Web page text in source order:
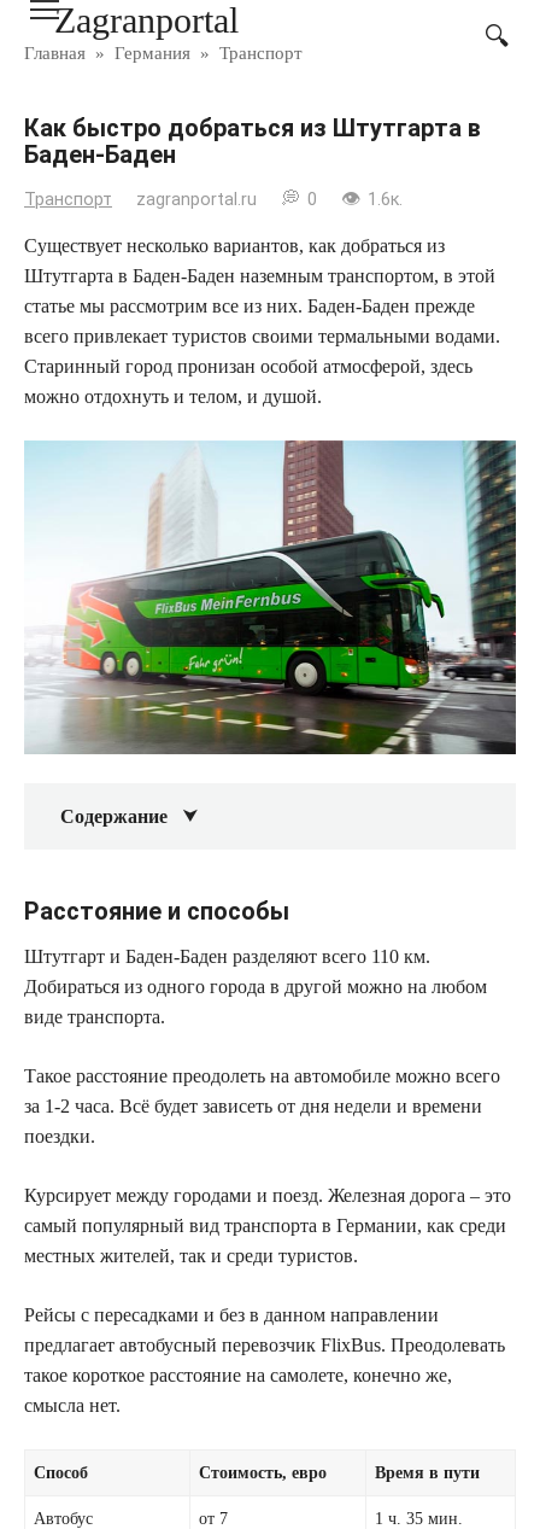
ПерейтиZagranportal
Главная » Германия » Транспорт
Как быстро добраться из Штутгарта в
Баден-Баден
Транспорт zagranportal.ru 0 1.6к.
Существует несколько вариантов, как добраться из
Штутгарта в Баден-Баден наземным транспортом, в этой
статье мы рассмотрим все из них. Баден-Баден прежде
всего привлекает туристов своими термальными водами.
Старинный город пронизан особой атмосферой, здесь
можно отдохнуть и телом, и душой.
Содержание
Расстояние и способы
Штутгарт и Баден-Баден разделяют всего 110 км.
Добираться из одного города в другой можно на любом
виде транспорта.
Такое расстояние преодолеть на автомобиле можно всего
за 1-2 часа. Всё будет зависеть от дня недели и времени
поездки.
Курсирует между городами и поезд. Железная дорога – это
самый популярный вид транспорта в Германии, как среди
местных жителей, так и среди туристов.
Рейсы с пересадками и без в данном направлении
предлагает автобусный перевозчик FlixBus. Преодолевать
такое короткое расстояние на самолете, конечно же,
смысла нет.
Способ Стоимость, евро Время в пути
Автобус от 7 1 ч. 35 мин.